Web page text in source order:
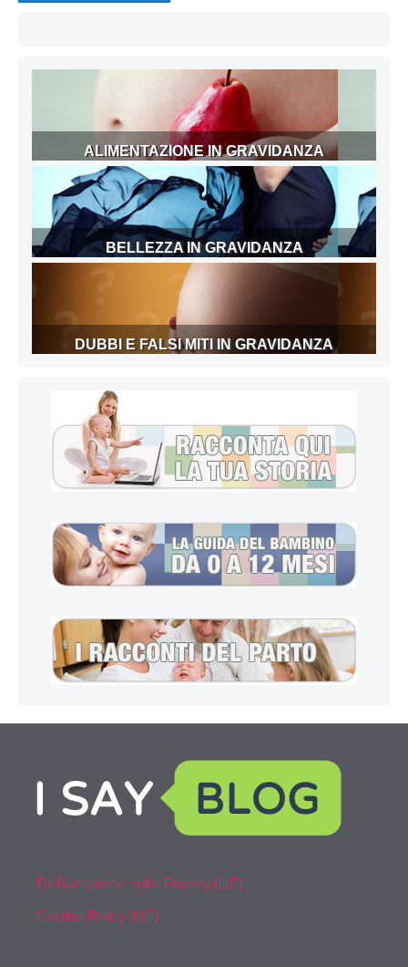
ALIMENTAZIONE IN GRAVIDANZA
BELLEZZA IN GRAVIDANZA
DUBBI E FALSI MITI IN GRAVIDANZA
Dichiarazione sulla Privacy (UE)
Cookie Policy (UE)